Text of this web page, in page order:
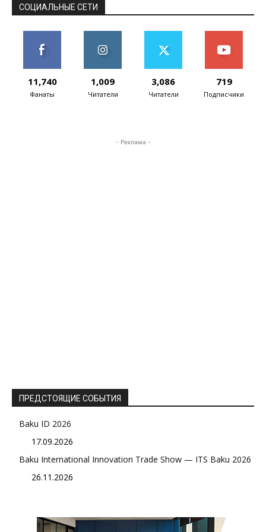
СОЦИАЛЬНЫЕ СЕТИ
11,740
Фанаты
1,009
Читатели
3,086
Читатели
719
Подписчики
- Реклама -
ПРЕДСТОЯЩИЕ СОБЫТИЯ
Baku ID 2026
17.09.2026
Baku International Innovation Trade Show — ITS Baku 2026
26.11.2026